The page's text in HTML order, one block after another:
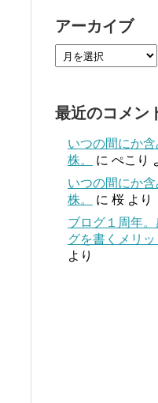
アーカイブ
最近のコメン
いつの間にか
株。
に ぺこり
いつの間にか
株。
に 桜 より
ブログ１周年
グを書くメリッ
より